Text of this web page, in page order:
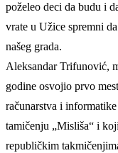
poželeo deci da budu i
vrate u Užice spremni
našeg grada.
Aleksandar Trifunović,
godine osvojio prvo
računarstva i
tamičenju „Misliša“ i
republičkim